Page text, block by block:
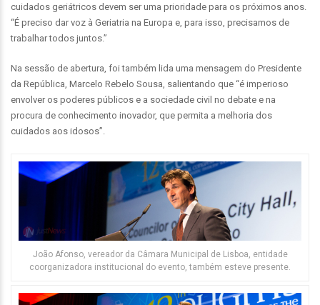
cuidados geriátricos devem ser uma prioridade para os próximos anos.
“É preciso dar voz à Geriatria na Europa e, para isso, precisamos de
trabalhar todos juntos.”
Na sessão de abertura, foi também lida uma mensagem do Presidente
da República, Marcelo Rebelo Sousa, salientando que “é imperioso
envolver os poderes públicos e a sociedade civil no debate e na
procura de conhecimento inovador, que permita a melhoria dos
cuidados aos idosos”.
João Afonso, vereador da Câmara Municipal de Lisboa, entidade
coorganizadora institucional do evento, também esteve presente.